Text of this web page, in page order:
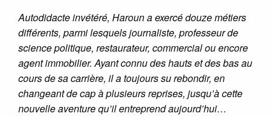
Autodidacte invétéré, Haroun a exercé douze métiers
différents, parmi lesquels journaliste, professeur de
science politique, restaurateur, commercial ou encore
agent immobilier. Ayant connu des hauts et des bas au
cours de sa carrière, il a toujours su rebondir, en
changeant de cap à plusieurs reprises, jusqu’à cette
nouvelle aventure qu’il entreprend aujourd’hui…